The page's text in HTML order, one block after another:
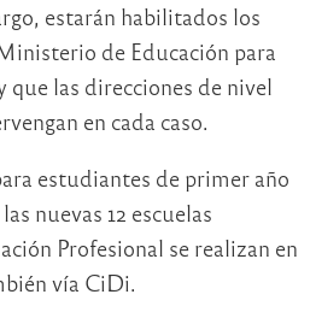
estarán habilitados los
de Educación para
que las direcciones de nivel
en cada caso.
estudiantes de primer año
nuevas 12 escuelas
Profesional se realizan en
vía CiDi.